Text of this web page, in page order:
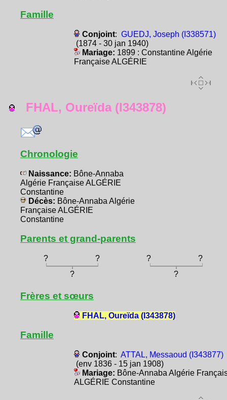
Famille
Conjoint: GUEDJ, Joseph (I338571)
(1874 - 30 jan 1940)
Mariage: 1899 : Constantine Algérie
Française ALGÉRIE
FHAL, Oureïda (I343878)
Chronologie
Naissance: Bône-Annaba
Algérie Française ALGÉRIE
Constantine
Décès: Bône-Annaba Algérie
Française ALGÉRIE
Constantine
Parents et grand-parents
? ? ?
?
?
?
Frères et sœurs
FHAL, Oureïda (I343878)
Famille
Conjoint: ATTAL, Messaoud (I343877)
(env 1836 - 15 jan 1908)
Mariage: Bône-Annaba Algérie
ALGÉRIE Constantine